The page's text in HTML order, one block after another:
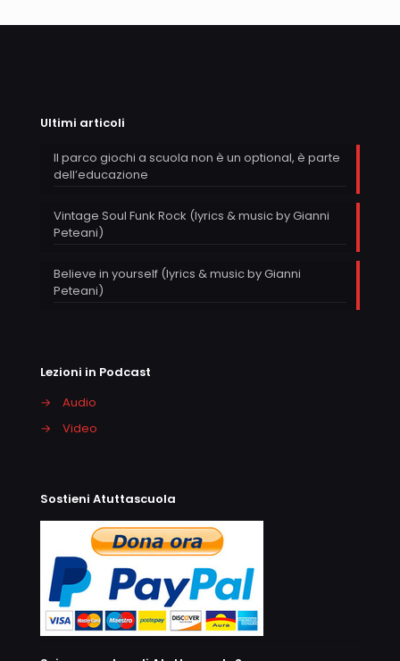
Ultimi articoli
Il parco giochi a scuola non è un optional, è parte
dell’educazione
Vintage Soul Funk Rock (lyrics & music by Gianni
Peteani)
Believe in yourself (lyrics & music by Gianni
Peteani)
Lezioni in Podcast
→
Audio
→
Video
Sostieni Atuttascuola